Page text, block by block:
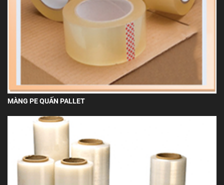
MÀNG PE QUẤN PALLET